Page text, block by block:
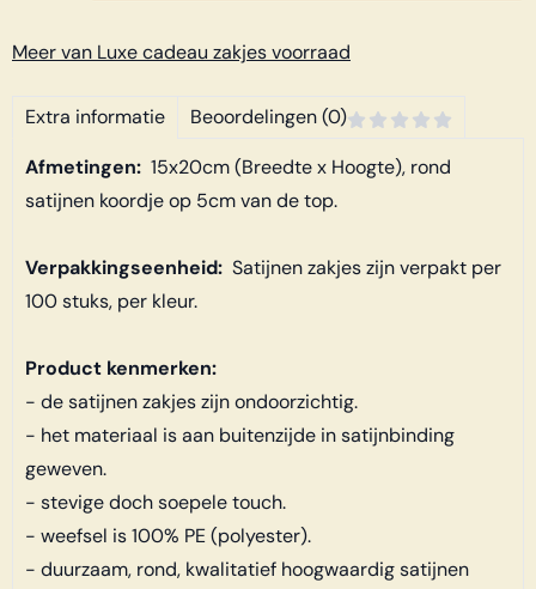
Meer van Luxe cadeau zakjes voorraad
Extra informatie
Beoordelingen (0)
Afmetingen: 15x20cm (Breedte x Hoogte), rond
satijnen koordje op 5cm van de top.
Verpakkingseenheid: Satijnen zakjes zijn verpakt per
100 stuks, per kleur.
Product kenmerken:
- de satijnen zakjes zijn ondoorzichtig.
- het materiaal is aan buitenzijde in satijnbinding
geweven.
- stevige doch soepele touch.
- weefsel is 100% PE (polyester).
- duurzaam, rond, kwalitatief hoogwaardig satijnen